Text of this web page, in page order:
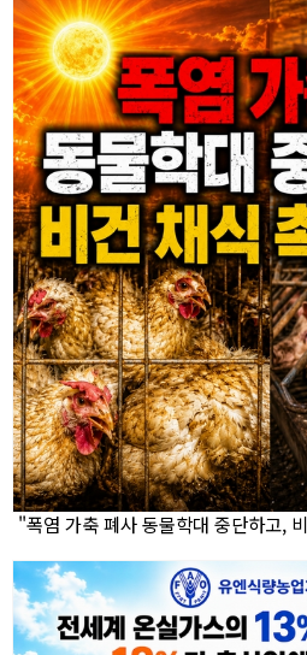
"폭염 가축 폐사 동물학대 중단하고,